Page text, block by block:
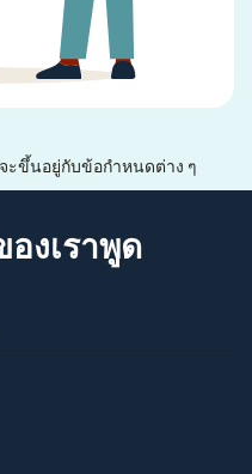
ะขึ้นอยู่กับข้อกำหนดต่าง ๆ
งเราพูด